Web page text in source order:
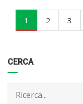
1 (current)
2 3
CERCA
Categorie
Articoli
per